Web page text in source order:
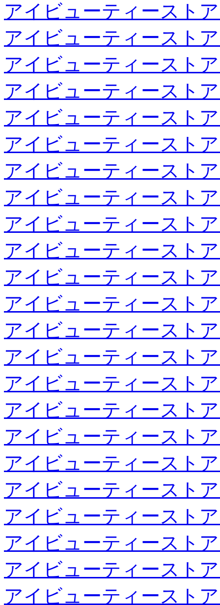
アイビューティースト
アイビューティースト
アイビューティースト
アイビューティースト
アイビューティースト
アイビューティースト
アイビューティースト
アイビューティースト
アイビューティースト
アイビューティースト
アイビューティースト
アイビューティースト
アイビューティースト
アイビューティースト
アイビューティースト
アイビューティースト
アイビューティースト
アイビューティースト
アイビューティースト
アイビューティースト
アイビューティースト
アイビューティースト
アイビューティースト